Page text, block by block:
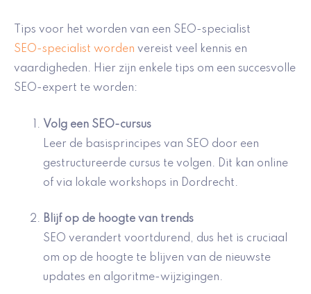
Tips voor het worden van een SEO-specialist
SEO-specialist worden vereist veel kennis en
vaardigheden. Hier zijn enkele tips om een succesvolle
SEO-expert te worden:
Volg een SEO-cursus
Leer de basisprincipes van SEO door een
gestructureerde cursus te volgen. Dit kan online
of via lokale workshops in Dordrecht.
Blijf op de hoogte van trends
SEO verandert voortdurend, dus het is cruciaal
om op de hoogte te blijven van de nieuwste
updates en algoritme-wijzigingen.